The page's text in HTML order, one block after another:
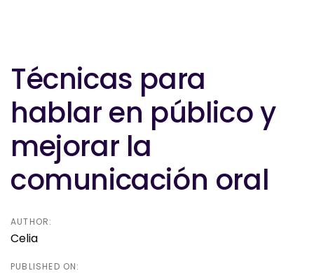
Técnicas para
hablar en público y
mejorar la
comunicación oral
AUTHOR:
Celia
PUBLISHED ON:
navigation